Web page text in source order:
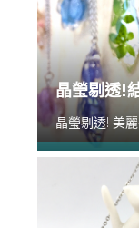
晶瑩剔透!
晶瑩剔透! 美